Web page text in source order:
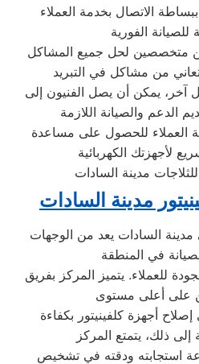
الاتصال بخدمة العملاء
متخصصين لحل جميع المشاكل
آخر، يمكن أن يصل الفنيون إلى
العملاء للحصول على مساعدة
مدينة السادات
مدينة السادات
مدينة السادات يعد من الوجهات
للعملاء. يتميز المركز بفريق
على أعلى مستوى
أجهزة كلفينيتور بكفاءة
إلى ذلك، يتمتع المركز
استجابته ودقته في تشخيص